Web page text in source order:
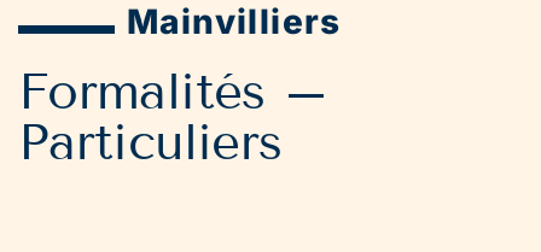
Mainvilliers
Formalités –
Particuliers